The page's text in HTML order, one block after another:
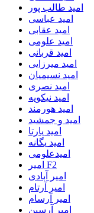
امید طالب پور
امید عباسی
امید عقابی
امید علومی
امید قربانی
امید میرزایی
امید نسیمیان
امید نصری
امید نیکویه
امید هورمند
امید و جمشید
امید یارتا
امید یگانه
امیدعلومی
امیر F2
امیر آبادی
امیر آرتام
امیر آرسام
امیر آرسین